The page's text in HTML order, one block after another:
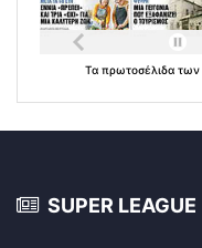
Τα πρωτοσέλιδα των
SUPER LEAGUE